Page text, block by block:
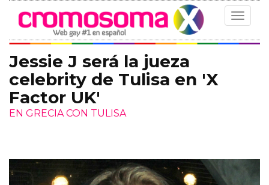
Toggle
Jessie J será la jueza
celebrity de Tulisa en 'X
Factor UK'
EN GRECIA CON TULISA